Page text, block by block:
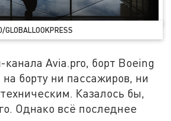
GLOBALLOOKPRESS
Avia.pro, борт Boeing
борту ни пассажиров, ни
Казалось бы,
Однако всё последнее